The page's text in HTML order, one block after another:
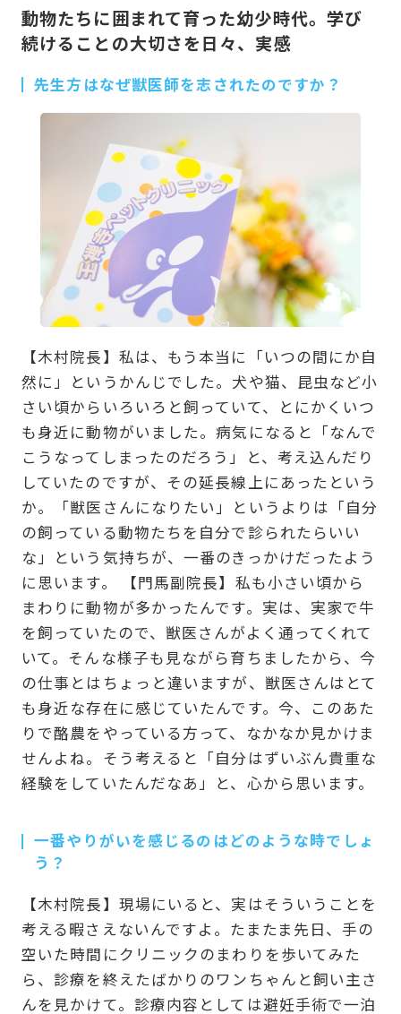
動物たちに囲まれて育った幼少時代。学び
続けることの大切さを日々、実感
先生方はなぜ獣医師を志されたのですか？
【木村院長】私は、もう本当に「いつの間にか自
然に」というかんじでした。犬や猫、昆虫など小
さい頃からいろいろと飼っていて、とにかくいつ
も身近に動物がいました。病気になると「なんで
こうなってしまったのだろう」と、考え込んだり
していたのですが、その延長線上にあったという
か。「獣医さんになりたい」というよりは「自分
の飼っている動物たちを自分で診られたらいい
な」という気持ちが、一番のきっかけだったよう
に思います。 【門馬副院長】私も小さい頃から
まわりに動物が多かったんです。実は、実家で牛
を飼っていたので、獣医さんがよく通ってくれて
いて。そんな様子も見ながら育ちましたから、今
の仕事とはちょっと違いますが、獣医さんはとて
も身近な存在に感じていたんです。今、このあた
りで酪農をやっている方って、なかなか見かけま
せんよね。そう考えると「自分はずいぶん貴重な
経験をしていたんだなあ」と、心から思います。
一番やりがいを感じるのはどのような時でしょ
う？
【木村院長】現場にいると、実はそういうことを
考える暇さえないんですよ。たまたま先日、手の
空いた時間にクリニックのまわりを歩いてみた
ら、診療を終えたばかりのワンちゃんと飼い主さ
んを見かけて。診療内容としては避妊手術で一泊